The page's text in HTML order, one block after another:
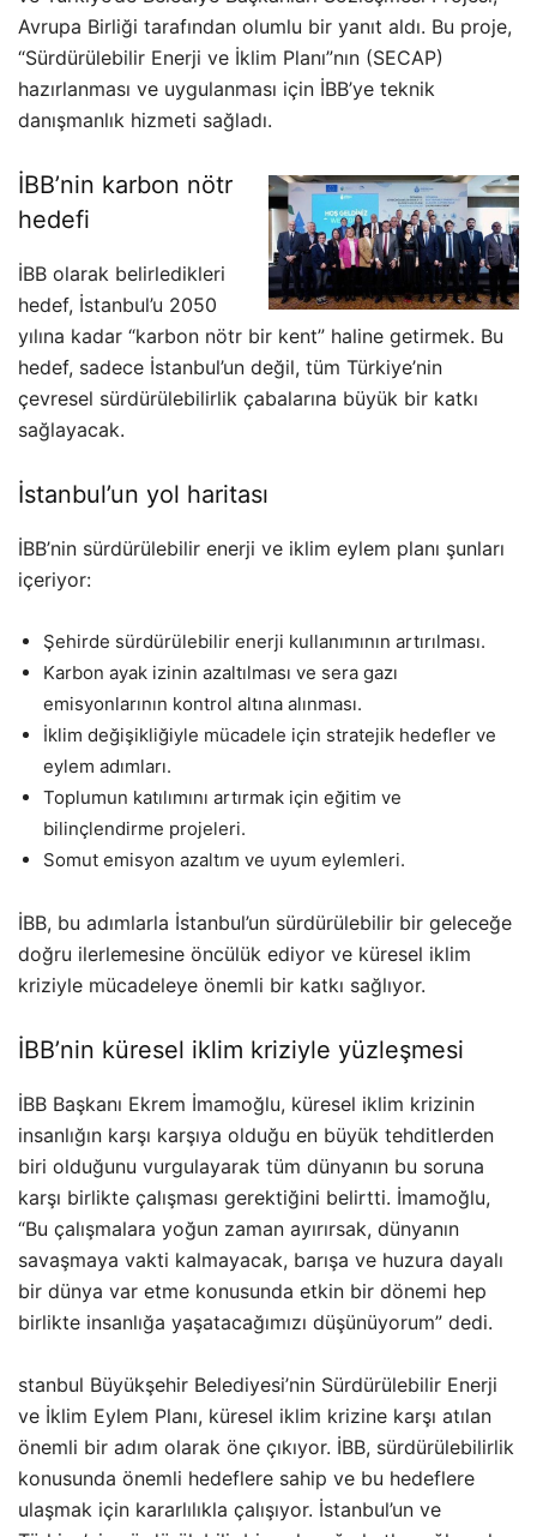
Avrupa Birliği tarafından olumlu bir yanıt aldı. Bu proje,
“Sürdürülebilir Enerji ve İklim Planı”nın (SECAP)
hazırlanması ve uygulanması için İBB’ye teknik
danışmanlık hizmeti sağladı.
İBB’nin karbon nötr
hedefi
İBB olarak belirledikleri
hedef, İstanbul’u 2050
yılına kadar “karbon nötr bir kent” haline getirmek. Bu
hedef, sadece İstanbul’un değil, tüm Türkiye’nin
çevresel sürdürülebilirlik çabalarına büyük bir katkı
sağlayacak.
İstanbul’un yol haritası
İBB’nin sürdürülebilir enerji ve iklim eylem planı şunları
içeriyor:
Şehirde sürdürülebilir enerji kullanımının artırılması.
Karbon ayak izinin azaltılması ve sera gazı
emisyonlarının kontrol altına alınması.
İklim değişikliğiyle mücadele için stratejik hedefler ve
eylem adımları.
Toplumun katılımını artırmak için eğitim ve
bilinçlendirme projeleri.
Somut emisyon azaltım ve uyum eylemleri.
İBB, bu adımlarla İstanbul’un sürdürülebilir bir geleceğe
doğru ilerlemesine öncülük ediyor ve küresel iklim
kriziyle mücadeleye önemli bir katkı sağlıyor.
İBB’nin küresel iklim kriziyle yüzleşmesi
İBB Başkanı Ekrem İmamoğlu, küresel iklim krizinin
insanlığın karşı karşıya olduğu en büyük tehditlerden
biri olduğunu vurgulayarak tüm dünyanın bu soruna
karşı birlikte çalışması gerektiğini belirtti. İmamoğlu,
“Bu çalışmalara yoğun zaman ayırırsak, dünyanın
savaşmaya vakti kalmayacak, barışa ve huzura dayalı
bir dünya var etme konusunda etkin bir dönemi hep
birlikte insanlığa yaşatacağımızı düşünüyorum” dedi.
stanbul Büyükşehir Belediyesi’nin Sürdürülebilir Enerji
ve İklim Eylem Planı, küresel iklim krizine karşı atılan
önemli bir adım olarak öne çıkıyor. İBB, sürdürülebilirlik
konusunda önemli hedeflere sahip ve bu hedeflere
ulaşmak için kararlılıkla çalışıyor. İstanbul’un ve